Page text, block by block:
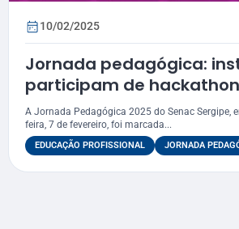
10/02/2025
Jornada pedagógica:
participam de hackathon
A Jornada Pedagógica 2025 do Senac Sergipe,
feira, 7 de fevereiro, foi marcada...
EDUCAÇÃO PROFISSIONAL JORNADA